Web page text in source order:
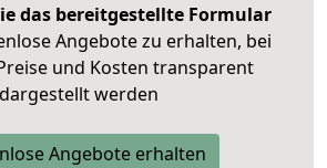
das bereitgestellte Formular
Angebote zu erhalten, bei
und Kosten transparent
dargestellt werden
Angebote erhalten